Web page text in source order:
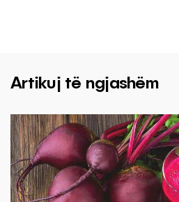
Artikuj të ngjashëm